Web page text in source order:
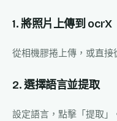
1. 將照片上傳到 ocrX
從相機膠捲上傳，或直接
2. 選擇語言並提取
設定語言，點擊「提取」